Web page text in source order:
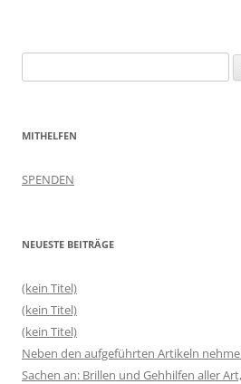
nach:
MITHELFEN
SPENDEN
NEUESTE BEITRÄGE
(kein Titel)
(kein Titel)
(kein Titel)
Neben den aufgeführten Artikeln
Sachen an: Brillen und Gehhilfen aller